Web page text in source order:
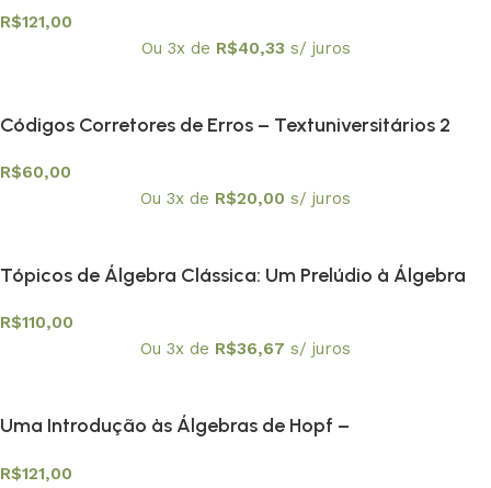
R$121,00
Ou 3x de R$40,33 s/ juros
Códigos Corretores de Erros – Textuniversitários 2
R$60,00
Ou 3x de R$20,00 s/ juros
Tópicos de Álgebra Clássica: Um Prelúdio à Álgebra
R$110,00
Ou 3x de R$36,67 s/ juros
Uma Introdução às Álgebras de Hopf –
R$121,00